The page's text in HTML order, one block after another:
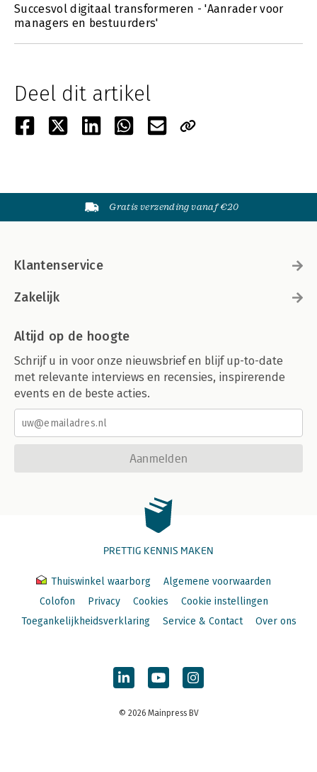
Succesvol digitaal transformeren - 'Aanrader voor
managers en bestuurders'
Deel dit artikel
Gratis verzending vanaf €20
Klantenservice
Zakelijk
Altijd op de hoogte
Schrijf u in voor onze nieuwsbrief en blijf up-to-date
met relevante interviews en recensies, inspirerende
events en de beste acties.
Aanmelden
PRETTIG KENNIS MAKEN
Thuiswinkel waarborg
Algemene voorwaarden
Colofon
Privacy Cookies
Cookie instellingen
Toegankelijkheidsverklaring
Service & Contact Over ons
© 2026 Mainpress BV